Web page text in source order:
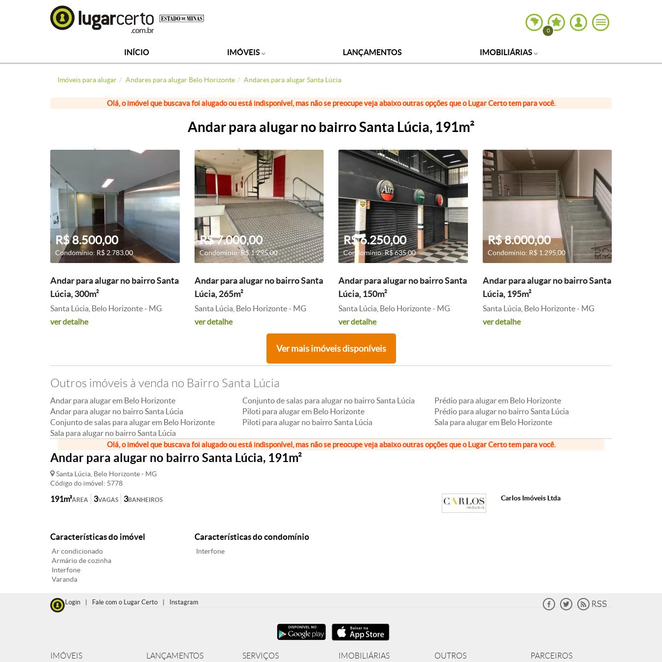
0
INÍCIO IMÓVEIS LANÇAMENTOS IMOBILIÁRIAS
Imóveis para alugar Andares para alugar Belo Horizonte Andares para alugar Santa Lúcia
Olá, o imóvel que buscava foi alugado ou está indisponível, mas não se preocupe veja abaixo outras opções que o Lugar Certo tem para você.
Andar para alugar no bairro Santa Lúcia, 191m²
R$ 8.500,00
Condomínio: R$ 2.783,00
Andar para alugar no bairro Santa
Lúcia, 300m²
Santa Lúcia, Belo Horizonte - MG
ver detalhe
R$ 7.000,00
Condomínio: R$ 1.295,00
Andar para alugar no bairro Santa
Lúcia, 265m²
Santa Lúcia, Belo Horizonte - MG
ver detalhe
R$ 6.250,00
Condomínio: R$ 635,00
Andar para alugar no bairro Santa
Lúcia, 150m²
Santa Lúcia, Belo Horizonte - MG
ver detalhe
R$ 8.000,00
Condomínio: R$ 1.295,00
Andar para alugar no bairro Santa
Lúcia, 195m²
Santa Lúcia, Belo Horizonte - MG
ver detalhe
Ver mais imóveis disponíveis
Outros imóveis à venda no Bairro Santa Lúcia
Andar para alugar em Belo Horizonte
Andar para alugar no bairro Santa Lúcia
Conjunto de salas para alugar em Belo Horizonte
Conjunto de salas para alugar no bairro Santa Lúcia
Piloti para alugar em Belo Horizonte
Piloti para alugar no bairro Santa Lúcia
Prédio para alugar em Belo Horizonte
Prédio para alugar no bairro Santa Lúcia
Sala para alugar em Belo Horizonte
Sala para alugar no bairro Santa Lúcia
Olá, o imóvel que buscava foi alugado ou está indisponível, mas não se preocupe veja abaixo outras opções que o Lugar Certo tem para você.
Andar para alugar no bairro Santa Lúcia, 191m²
Santa Lúcia, Belo Horizonte - MG
Código do imóvel: 5778
ÁREA
191m² VAGAS
3 BANHEIROS
3 Carlos Imóveis Ltda
Características do imóvel
Ar condicionado
Armário de cozinha
Interfone
Varanda
Características do condomínio
Interfone
Login | Fale com o Lugar Certo | Instagram
IMÓVEIS LANÇAMENTOS SERVIÇOS IMOBILIÁRIAS OUTROS PARCEIROS